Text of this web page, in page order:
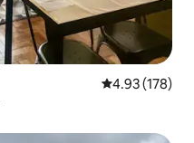
औसत रेटिंग 5 में से
4.93 (178)